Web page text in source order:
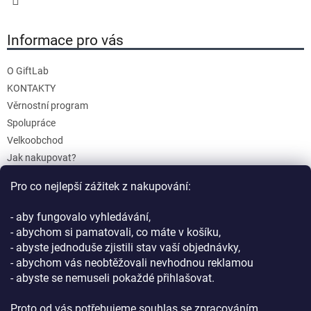
Pro co nejlepší zážitek z nakupování:
- aby fungovalo vyhledávání,
- abychom si pamatovali, co máte v košíku,
- abyste jednoduše zjistili stav vaší objednávky,
- abychom vás neobtěžovali nevhodnou reklamou
- abyste se nemuseli pokaždé přihlašovat.
Informace pro vás
O GiftLab
KONTAKTY
Věrnostní program
Spolupráce
Velkoobchod
Jak nakupovat?
Reklamace a Vrácení
Obchodní podmínky
Podmínky ochrany osobních údajů